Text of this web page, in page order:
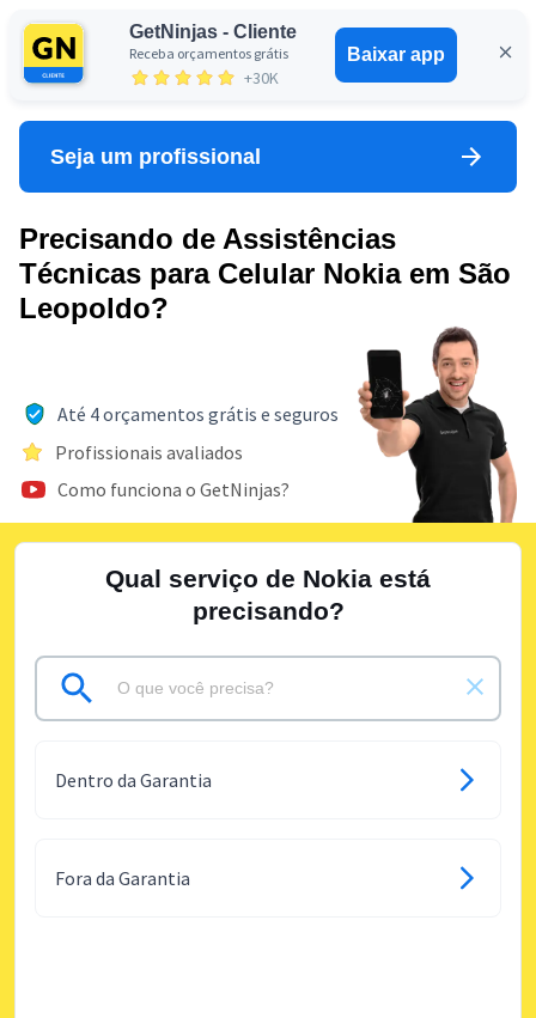
GetNinjas - Cliente
Receba orçamentos grátis
+30K
Baixar app
Entrar
Seja um profissional
Precisando de Assistências
Técnicas para Celular Nokia em São
Leopoldo?
Até 4 orçamentos grátis e seguros
Profissionais avaliados
Como funciona o GetNinjas?
Qual serviço de Nokia está
precisando?
Dentro da Garantia
Fora da Garantia